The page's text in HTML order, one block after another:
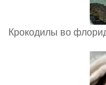
Крокодилы во